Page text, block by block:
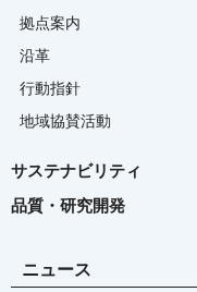
拠点案内
沿革
行動指針
地域協賛活動
サステナビリティ
品質・研究開発
ニュース